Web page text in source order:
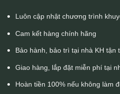
Luôn cập nhật chương trình
Cam kết hàng chính hãng
Bảo hành, bảo trì tại nhà KH tận
Giao hàng, lắp đặt miễn phí tại
Hoàn tiền 100% nếu không làm